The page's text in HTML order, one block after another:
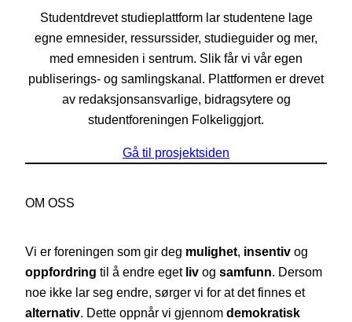
Studentdrevet studieplattform lar studentene lage
egne emnesider, ressurssider, studieguider og mer,
med emnesiden i sentrum. Slik får vi vår egen
publiserings- og samlingskanal. Plattformen er drevet
av redaksjonsansvarlige, bidragsytere og
studentforeningen Folkeliggjort.
Gå til prosjektsiden
OM OSS
Vi er foreningen som gir deg mulighet, insentiv og
oppfordring til å endre eget liv og samfunn. Dersom
noe ikke lar seg endre, sørger vi for at det finnes et
alternativ. Dette oppnår vi gjennom demokratisk